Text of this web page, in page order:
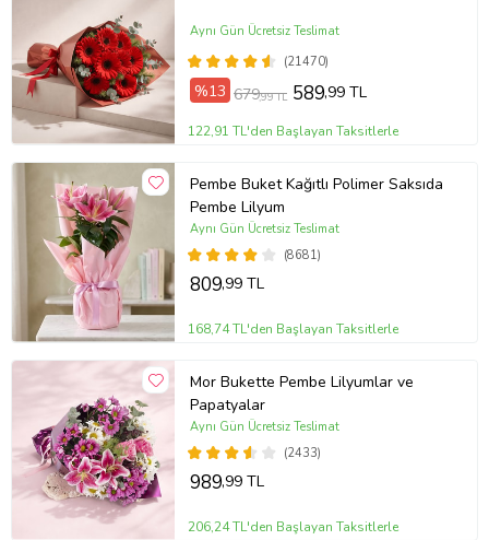
(21470)
Aynı Gün Ücretsiz Teslimat
%13 679,99 TL 589,99 TL
122,91 TL'den Başlayan Taksitlerle
Pembe Buket Kağıtlı Polimer Saksıda
Pembe Lilyum
(8681)
Aynı Gün Ücretsiz Teslimat
809,99 TL
168,74 TL'den Başlayan Taksitlerle
Mor Bukette Pembe Lilyumlar ve
Papatyalar
(2433)
Aynı Gün Ücretsiz Teslimat
989,99 TL
206,24 TL'den Başlayan Taksitlerle